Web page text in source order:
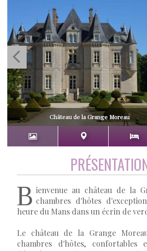
Château de la Grange Moreau
B ienvenue au château de la
chambres d'hôtes
heure du Mans dans un écrin de
Le château de la Grange
chambres d'hôtes, confortables